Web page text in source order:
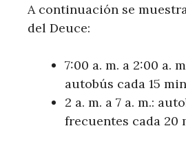
A continuación se
del Deuce:
7:00 a. m. a 2:00 a.
autobús cada 15
2 a. m. a 7 a. m.:
frecuentes cada 20